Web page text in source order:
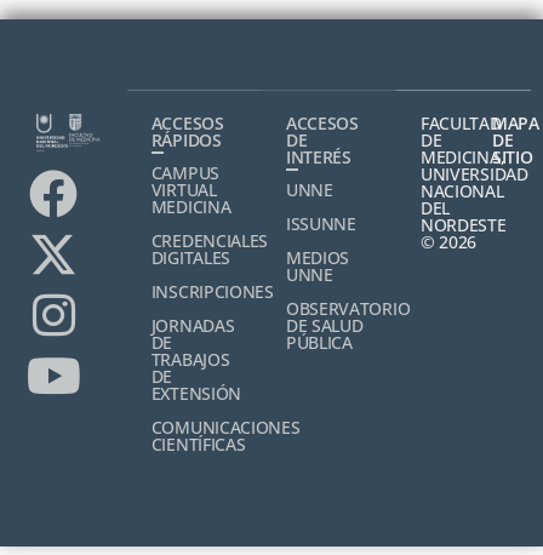
ACCESOS
RÁPIDOS
CAMPUS
VIRTUAL
MEDICINA
CREDENCIALES
DIGITALES
INSCRIPCIONES
JORNADAS
DE
TRABAJOS
DE
EXTENSIÓN
COMUNICACIONES
CIENTÍFICAS
ACCESOS
DE
INTERÉS
UNNE
ISSUNNE
MEDIOS
UNNE
OBSERVATORIO
DE SALUD
PÚBLICA
FACULTAD
DE
MEDICINA,
UNIVERSIDAD
NACIONAL
DEL
NORDESTE
© 2026
MAPA
DE
SITIO